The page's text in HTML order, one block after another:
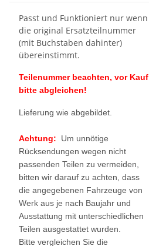
Passt und Funktioniert nur wenn
die original Ersatzteilnummer
(mit Buchstaben dahinter)
übereinstimmt.
Teilenummer beachten, vor Kauf
bitte abgleichen!
Lieferung wie abgebildet.
Achtung: Um unnötige
Rücksendungen wegen nicht
passenden Teilen zu vermeiden,
bitten wir darauf zu achten, dass
die angegebenen Fahrzeuge von
Werk aus je nach Baujahr und
Ausstattung mit unterschiedlichen
Teilen ausgestattet wurden.
Bitte vergleichen Sie die